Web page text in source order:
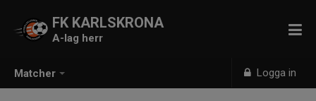
Matcher Logga in
FK KARLSKRONA
A-lag herr